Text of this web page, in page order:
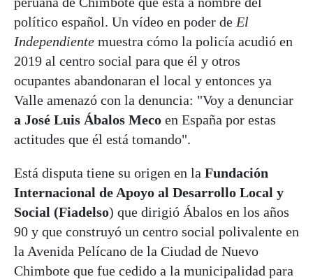
político español. Un vídeo en poder de El
Independiente muestra cómo la policía acudió en
2019 al centro social para que él y otros
ocupantes abandonaran el local y entonces ya
Valle amenazó con la denuncia: "Voy a denunciar
a José Luis Ábalos Meco en España por estas
actitudes que él está tomando".
Está disputa tiene su origen en la Fundación
Internacional de Apoyo al Desarrollo Local y
Social (Fiadelso) que dirigió Ábalos en los años
90 y que construyó un centro social polivalente en
la Avenida Pelícano de la Ciudad de Nuevo
Chimbote que fue cedido a la municipalidad para